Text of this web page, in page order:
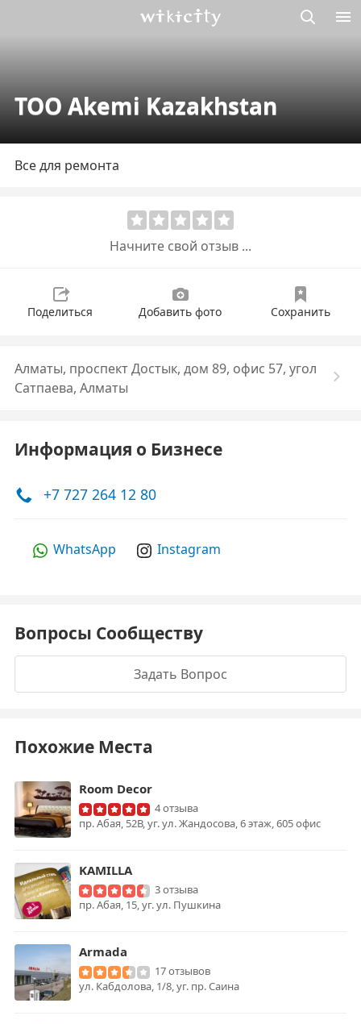
ТОО Akemi Kazakhstan
Все для ремонта
Начните свой отзыв ...
Поделиться Добавить фото Сохранить
Алматы, проспект Достык, дом 89, офис 57, угол
Сатпаева, Алматы
Информация о Бизнесе
+7 727 264 12 80
WhatsApp Instagram
Вопросы Сообществу
Задать Вопрос
Похожие Места
Room Decor
4 отзыва
пр. Абая, 52В, уг. ул. Жандосова, 6 этаж, 605 офис
KAMILLA
3 отзыва
пр. Абая, 15, уг. ул. Пушкина
Armada
17 отзывов
ул. Кабдолова, 1/8, уг. пр. Саина